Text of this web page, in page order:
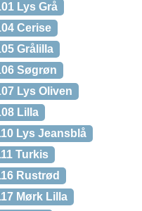
Lys Grå
Cerise
Grålilla
Søgrøn
Lys Oliven
Lilla
Lys Jeansblå
Turkis
Rustrød
Mørk Lilla